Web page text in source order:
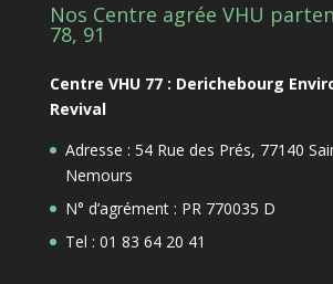
Nos Centre agrée VHU
78, 91
Centre VHU 77 : Derichebourg
Revival
Adresse : 54 Rue des Prés, 77140
Nemours
N° d’agrément : PR 770035 D
Tel : 01 83 64 20 41